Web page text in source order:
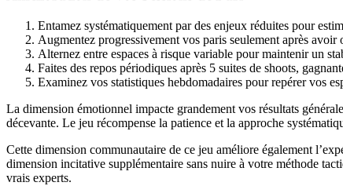
Entamez systématiquement par des enjeux réduites pour
Augmentez progressivement vos paris seulement après avoir
Alternez entre espaces à risque variable pour maintenir un
Faites des repos périodiques après 5 suites de shoots,
Examinez vos statistiques hebdomadaires pour repérer vos
La dimension émotionnel impacte grandement vos résultats
décevante. Le jeu récompense la patience et la approche
Cette dimension communautaire de ce jeu améliore également
dimension incitative supplémentaire sans nuire à votre méthode
vrais experts.